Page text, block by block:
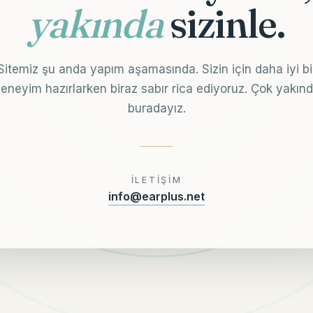
yakındasizinle.
şu anda yapım aşamasında. Sizin için daha iyi
hazırlarken biraz sabır rica ediyoruz. Çok
buradayız.
İLETIŞIM
info@earplus.net